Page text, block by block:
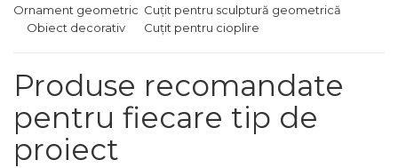
Adaptor Unghiular
Bormasina
Chei
Scari
Protectia Muncii
Ornament geometric Cuțit pentru sculptură geometrică
Obiect decorativ
Cuțit pentru cioplire
Produse recomandate
pentru fiecare tip de
proiect